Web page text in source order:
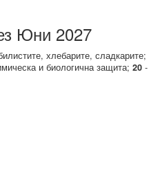
Юни 2027
хлебарите, сладкарите;
и биологична защита; 20-